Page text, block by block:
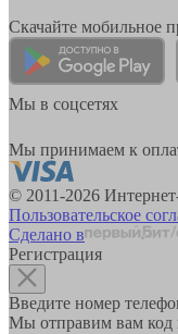
Скачайте мобильное
Мы в соцсетях
Мы принимаем к
© 2011-2026
Пользовательское
Сделано в
Регистрация
Введите номер
Мы отправим вам код